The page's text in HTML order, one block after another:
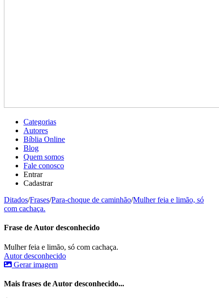
Categorias
Autores
Bíblia Online
Blog
Quem somos
Fale conosco
Entrar
Cadastrar
Ditados/Frases/Para-choque de caminhão/Mulher feia e limão, só
com cachaça.
Frase de Autor desconhecido
Mulher feia e limão, só com cachaça.
Autor desconhecido
Gerar imagem
Mais frases de Autor desconhecido...